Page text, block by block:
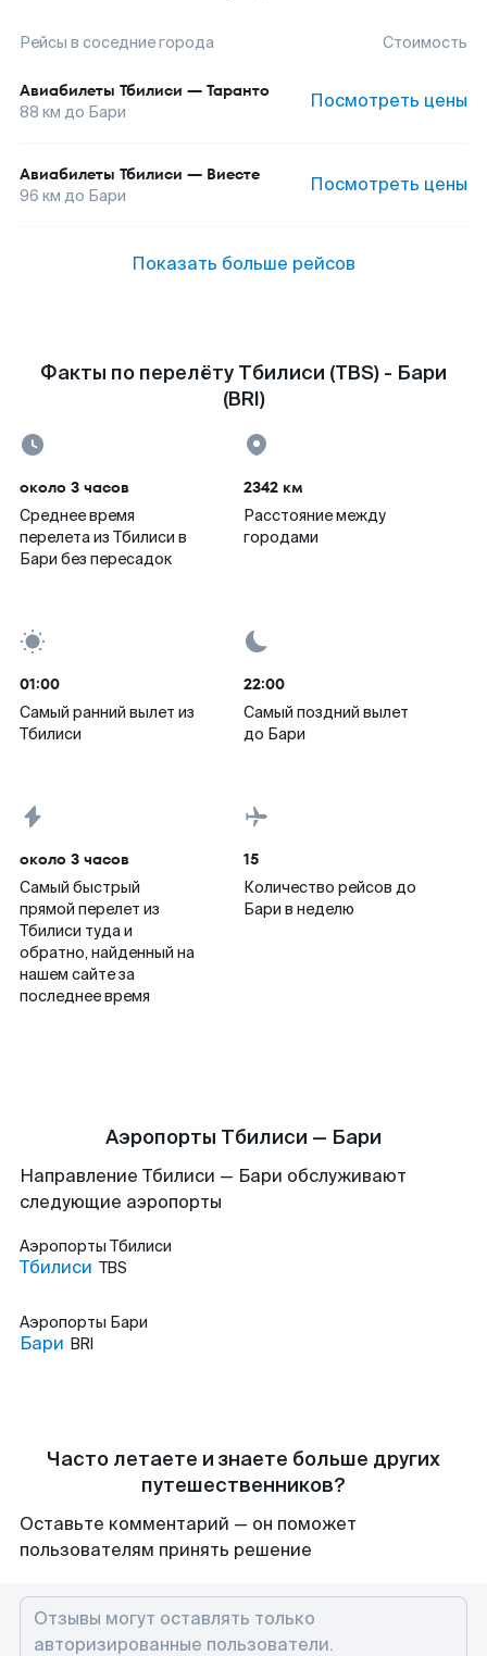
Рейсы в соседние города Стоимость
Авиабилеты Тбилиси — Таранто
88 км до Бари Посмотреть цены
Авиабилеты Тбилиси — Виесте
96 км до Бари Посмотреть цены
Показать больше рейсов
Факты по перелёту Тбилиси (TBS) - Бари
(BRI)
около 3 часов
Среднее время
перелета из Тбилиси в
Бари без пересадок
2342 км
Расстояние между
городами
01:00
Самый ранний вылет из
Тбилиси
22:00
Самый поздний вылет
до Бари
около 3 часов
Самый быстрый
прямой перелет из
Тбилиси туда и
обратно, найденный на
нашем сайте за
последнее время
15
Количество рейсов до
Бари в неделю
Аэропорты Тбилиси — Бари
Направление Тбилиси — Бари обслуживают
следующие аэропорты
Аэропорты Тбилиси
Тбилиси TBS
Аэропорты Бари
Бари BRI
Часто летаете и знаете больше других
путешественников?
Оставьте комментарий — он поможет
пользователям принять решение